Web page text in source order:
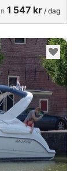
1 547 kr / dag